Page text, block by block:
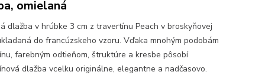
omielaná
dlažba v hrúbke 3 cm z travertínu Peach v broskyňovej
do francúzskeho vzoru. Vďaka mnohým podobám
farebným odtieňom, štruktúre a kresbe pôsobí
dlažba vcelku originálne, elegantne a nadčasovo.